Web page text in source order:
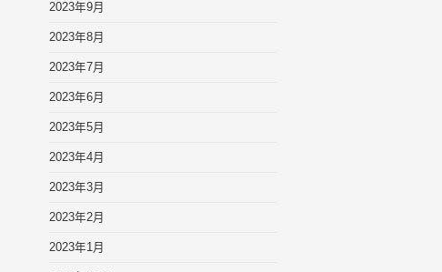
2023年9月
2023年8月
2023年7月
2023年6月
2023年5月
2023年4月
2023年3月
2023年2月
2023年1月